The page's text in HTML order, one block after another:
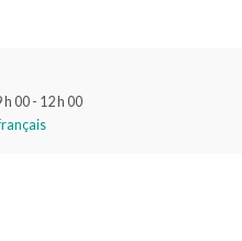
h 00 - 12 h 00